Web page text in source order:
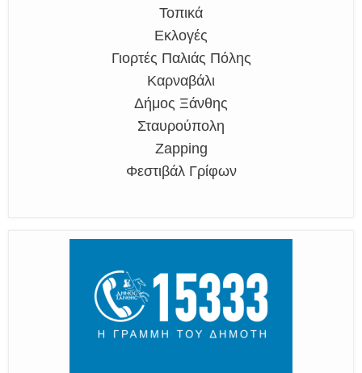
Τοπικά
Εκλογές
Γιορτές Παλιάς Πόλης
Καρναβάλι
Δήμος Ξάνθης
Σταυρούπολη
Zapping
Φεστιβάλ Γρίφων